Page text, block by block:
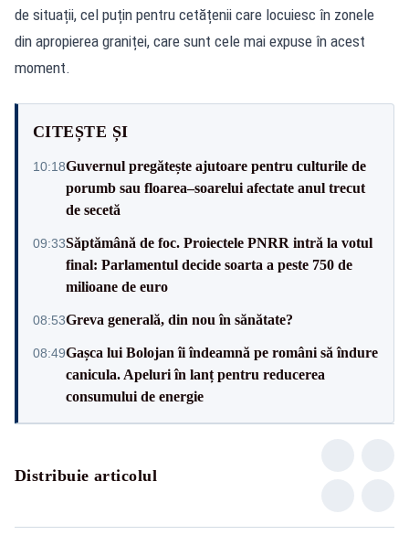
de situații, cel puțin pentru cetățenii care locuiesc în zonele
din apropierea graniței, care sunt cele mai expuse în acest
moment.
CITEȘTE ȘI
10:18Guvernul pregătește ajutoare pentru culturile de
porumb sau floarea–soarelui afectate anul trecut
de secetă
09:33Săptămână de foc. Proiectele PNRR intră la votul
final: Parlamentul decide soarta a peste 750 de
milioane de euro
08:53Greva generală, din nou în sănătate?
08:49Gașca lui Bolojan îi îndeamnă pe români să îndure
canicula. Apeluri în lanț pentru reducerea
consumului de energie
Distribuie articolul